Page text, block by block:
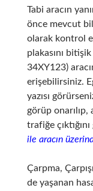
Tabi aracın
önce mevcut
olarak kontrol
plakasını
34XY123)
erişebilirsiniz.
yazısı
görüp
trafiğe
ile aracın
Çarpma,
de yaşanan